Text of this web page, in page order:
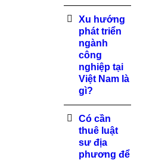
Xu hướng
phát triển
ngành
công
nghiệp tại
Việt Nam là
gì?
Có cần
thuê luật
sư địa
phương để